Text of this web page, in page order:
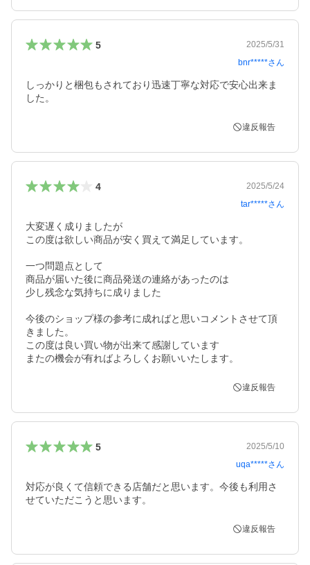
5
2025/5/31
bnr*****さん
しっかりと梱包もされており迅速丁寧な対応で安心出来ま
した。
違反報告
4
2025/5/24
tar*****さん
大変遅く成りましたが
この度は欲しい商品が安く買えて満足しています。
一つ問題点として
商品が届いた後に商品発送の連絡があったのは
少し残念な気持ちに成りました
今後のショップ様の参考に成ればと思いコメントさせて頂
きました。
この度は良い買い物が出来て感謝しています
またの機会が有ればよろしくお願いいたします。
違反報告
5
2025/5/10
uqa*****さん
対応が良くて信頼できる店舗だと思います。今後も利用さ
せていただこうと思います。
違反報告